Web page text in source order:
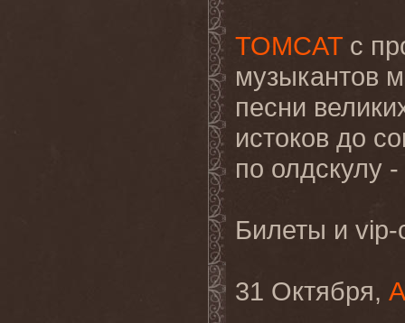
TOMCAT c
музыкантов
песни
истоков до
по олдскулу
Билеты и vip-
31 Октября,